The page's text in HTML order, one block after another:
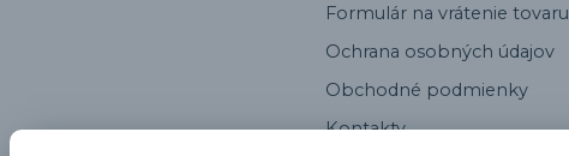
Formulár na vrátenie tovaru
Ochrana osobných údajov
Obchodné podmienky
Kontakty